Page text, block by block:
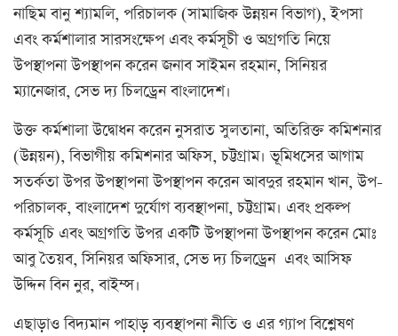
নাছিম বানু শ্যামলি, পরিচালক (সামাজিক উন্নয়ন বিভাগ), ইপসা
এবং কর্মশালার সারসংক্ষেপ এবং কর্মসূচী ও অগ্রগতি নিয়ে
উপস্থাপনা উপস্থাপন করেন জনাব সাইমন রহমান, সিনিয়র
ম্যানেজার, সেভ দ্য চিলড্রেন বাংলাদেশ।
উক্ত কর্মশালা উদ্বোধন করেন নুসরাত সুলতানা, অতিরিক্ত কমিশনার
(উন্নয়ন), বিভাগীয় কমিশনার অফিস, চট্টগ্রাম। ভূমিধসের আগাম
সতর্কতা উপর উপস্থাপনা উপস্থাপন করেন আবদুর রহমান খান, উপ-
পরিচালক, বাংলাদেশ দুর্যোগ ব্যবস্থাপনা, চট্টগ্রাম। এবং প্রকল্প
কর্মসূচি এবং অগ্রগতি উপর একটি উপস্থাপনা উপস্থাপন করেন মোঃ
আবু তৈয়ব, সিনিয়র অফিসার, সেভ দ্য চিলড্রেন এবং আসিফ
উদ্দিন বিন নুর, বাইম্স।
এছাড়াও বিদ্যমান পাহাড় ব্যবস্থাপনা নীতি ও এর গ্যাপ বিশ্লেষণ